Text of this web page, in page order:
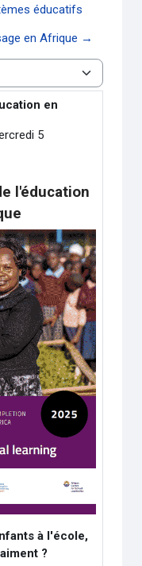
éducatifs
en Afrique →
en
5
l'éducation
à l'école,
?